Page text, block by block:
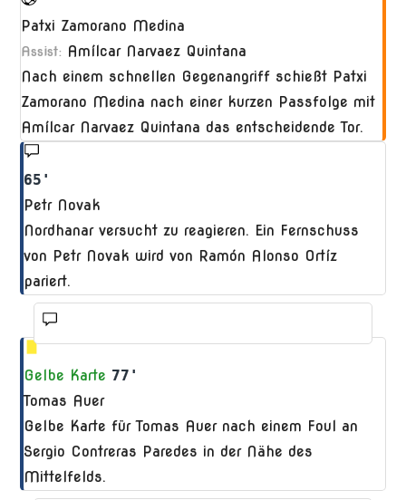
Patxi Zamorano Medina
Assist: Amílcar Narvaez Quintana
Nach einem schnellen Gegenangriff schießt Patxi
Zamorano Medina nach einer kurzen Passfolge mit
Amílcar Narvaez Quintana das entscheidende Tor.
65'
Petr Novak
Nordhanar versucht zu reagieren. Ein Fernschuss
von Petr Novak wird von Ramón Alonso Ortíz
pariert.
Gelbe Karte 77'
Tomas Auer
Gelbe Karte für Tomas Auer nach einem Foul an
Sergio Contreras Paredes in der Nähe des
Mittelfelds.